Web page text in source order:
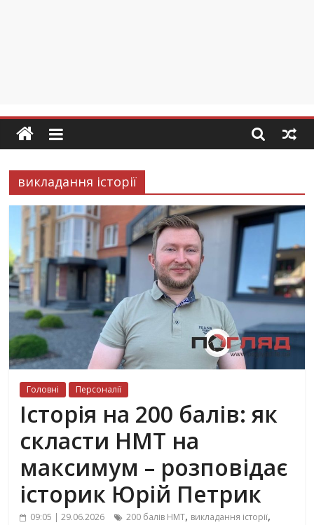
викладання історії
Головні Персоналії
Історія на 200 балів: як
скласти НМТ на
максимум – розповідає
історик Юрій Петрик
09:05 | 29.06.2026 200 балів НМТ, викладання історії,